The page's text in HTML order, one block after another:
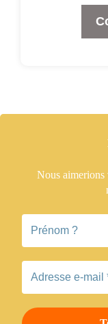
Nous aimerions